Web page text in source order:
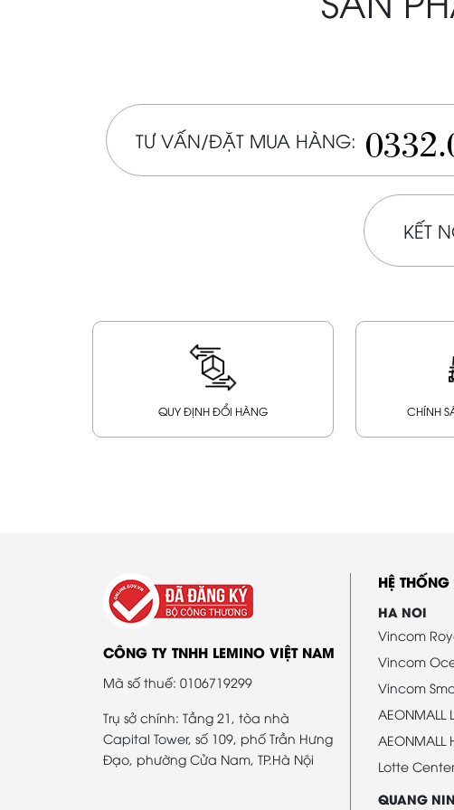
TƯ VẤN/ĐẶT MUA HÀNG:
KẾT
QUY ĐỊNH ĐỔI HÀNG CHÍNH
CÔNG TY TNHH LEMINO VIỆT NAM
Mã số thuế: 0106719299
Trụ sở chính: Tầng 21, tòa nhà
Capital Tower, số 109, phố Trần Hưng
Đạo, phường Cửa Nam, TP.Hà Nội
HỆ
HA NOI
Vincom
Vincom
Vincom
AEONMALL
AEONMALL
Lotte Center
QUANG